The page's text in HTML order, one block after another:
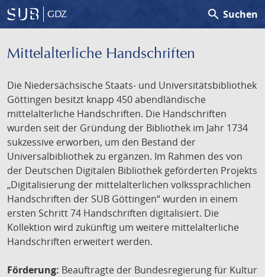
GDZ search Suchen
Mittelalterliche Handschriften
Die Niedersächsische Staats- und Universitätsbibliothek
Göttingen besitzt knapp 450 abendländische
mittelalterliche Handschriften. Die Handschriften
wurden seit der Gründung der Bibliothek im Jahr 1734
sukzessive erworben, um den Bestand der
Universalbibliothek zu ergänzen. Im Rahmen des von
der Deutschen Digitalen Bibliothek geförderten Projekts
„Digitalisierung der mittelalterlichen volkssprachlichen
Handschriften der SUB Göttingen“ wurden in einem
ersten Schritt 74 Handschriften digitalisiert. Die
Kollektion wird zukünftig um weitere mittelalterliche
Handschriften erweitert werden.
Förderung: Beauftragte der Bundesregierung für Kultur